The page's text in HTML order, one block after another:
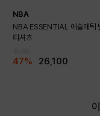
NBA
NBA ESSENTIAL 에슬레틱
티셔츠
47% 26,100